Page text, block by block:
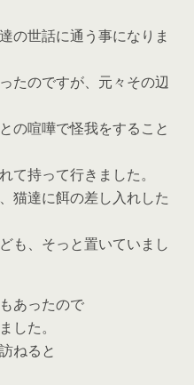
の世話に通う事になりま
たのですが、元々その辺
の喧嘩で怪我をすること
て持って行きました。
猫達に餌の差し入れした
も、そっと置いていまし
あったので
した。
ねると